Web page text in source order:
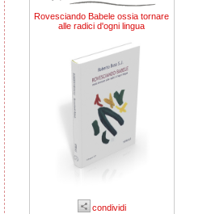
Rovesciando Babele ossia tornare
alle radici d'ogni lingua
condividi